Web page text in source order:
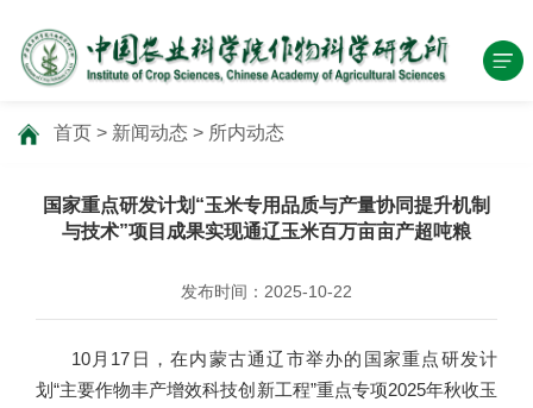
首页 > 新闻动态 > 所内动态
国家重点研发计划“玉米专用品质与产量协同提升机制
与技术”项目成果实现通辽玉米百万亩亩产超吨粮
发布时间：2025-10-22
10月17日，在内蒙古通辽市举办的国家重点研发计
划“主要作物丰产增效科技创新工程”重点专项2025年秋收玉